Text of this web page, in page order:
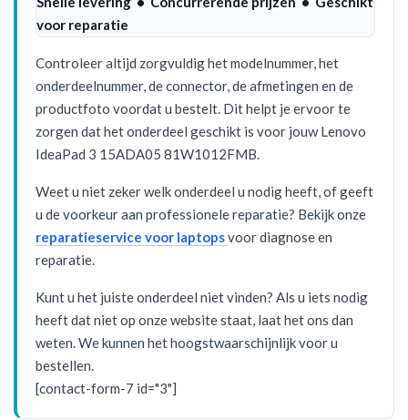
voor reparatie
Controleer altijd zorgvuldig het modelnummer, het
onderdeelnummer, de connector, de afmetingen en de
productfoto voordat u bestelt. Dit helpt je ervoor te
zorgen dat het onderdeel geschikt is voor jouw Lenovo
IdeaPad 3 15ADA05 81W1012FMB.
Weet u niet zeker welk onderdeel u nodig heeft, of geeft
u de voorkeur aan professionele reparatie? Bekijk onze
reparatieservice voor laptopsvoor diagnose en
reparatie.
Kunt u het juiste onderdeel niet vinden? Als u iets nodig
heeft dat niet op onze website staat, laat het ons dan
weten. We kunnen het hoogstwaarschijnlijk voor u
bestellen.
[contact-form-7 id="3"]